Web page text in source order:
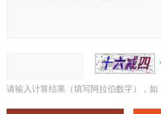
请输入计算结果（填写阿拉伯数字），如